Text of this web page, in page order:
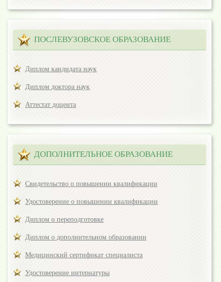
ПОСЛЕВУЗОВСКОЕ ОБРАЗОВАНИЕ
Диплом кандидата наук
Диплом доктора наук
Аттестат доцента
ДОПОЛНИТЕЛЬНОЕ ОБРАЗОВАНИЕ
Свидетельство о повышении квалификации
Удостоверение о повышении квалификации
Диплом о переподготовке
Диплом о дополнительном образовании
Медицинский сертификат специалиста
Удостоверение интернатуры